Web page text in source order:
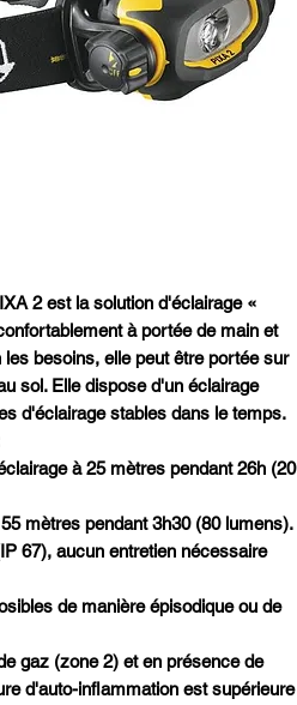
2 est la solution d'éclairage «
à portée de main et
besoins, elle peut être portée sur
sol. Elle dispose d'un éclairage
d'éclairage stables dans le temps.
à 25 mètres pendant 26h (20
mètres pendant 3h30 (80 lumens).
67), aucun entretien nécessaire
de manière épisodique ou de
gaz (zone 2) et en présence de
d'auto-inflammation est supérieure